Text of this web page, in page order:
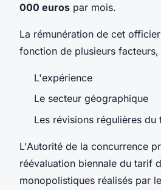
000 euros par mois.
La rémunération de cet
fonction de plusieurs facteurs,
L'expérience
Le secteur géographique
Les révisions régulières du
L'Autorité de la concurrence
réévaluation biennale du tarif
monopolistiques réalisés par